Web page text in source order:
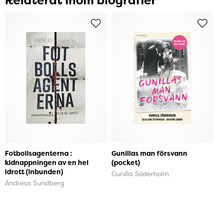
Fotbollsagenterna :
kidnappningen av en hel
idrott (inbunden)
Andréas Sundberg
Gunillas man försvann
(pocket)
Gunilla Söderholm